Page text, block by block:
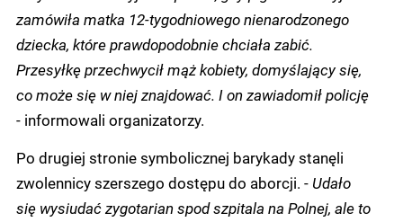
zamówiła matka 12-tygodniowego nienarodzonego
dziecka, które prawdopodobnie chciała zabić.
Przesyłkę przechwycił mąż kobiety, domyślający się,
co może się w niej znajdować. I on zawiadomił policję
- informowali organizatorzy.
Po drugiej stronie symbolicznej barykady stanęli
zwolennicy szerszego dostępu do aborcji. - Udało
się wysiudać zygotarian spod szpitala na Polnej, ale to